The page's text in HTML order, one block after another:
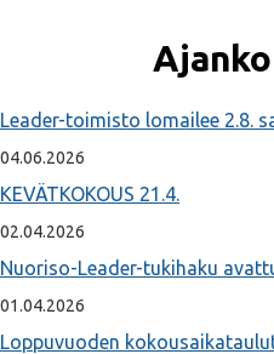
Leader-toimisto lomailee 2.8.
04.06.2026
KEVÄTKOKOUS 21.4.
02.04.2026
Nuoriso-Leader-tukihaku
01.04.2026
Loppuvuoden